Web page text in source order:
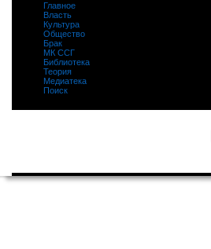
Главное
Власть
Культура
Общество
Брак
МК ССГ
Библиотека
Теория
Медиатека
Поиск